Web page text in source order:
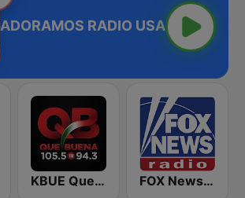
ADORAMOS RADIO USA
KBUE Que Buena 105.5 / 94.3 FM (US Only) FOX News Radio